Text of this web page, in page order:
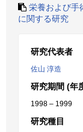
栄養および手
に関する研究
研究代表者
佐山 淳造
研究期間 (年
1998 – 1999
研究種目